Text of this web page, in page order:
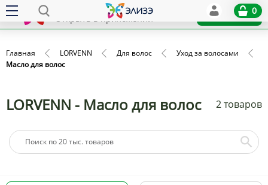
x
Открыть в приложении
Установить
0
Главная LORVENN Для волос
Уход за волосами
Масло для волос
LORVENN - Масло для волос 2 товаров